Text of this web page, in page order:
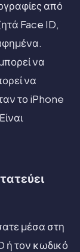
από
Face ID,
να
να
το iPhone
μέσα στη
ή τον κωδικό